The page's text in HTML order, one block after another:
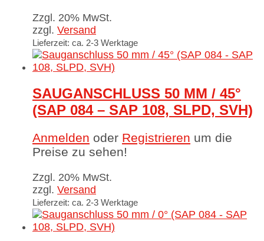
Zzgl. 20% MwSt.
zzgl. Versand
Lieferzeit: ca. 2-3 Werktage
SAUGANSCHLUSS 50 MM / 45°
(SAP 084 – SAP 108, SLPD, SVH)
Anmelden oder Registrieren um die
Preise zu sehen!
Zzgl. 20% MwSt.
zzgl. Versand
Lieferzeit: ca. 2-3 Werktage